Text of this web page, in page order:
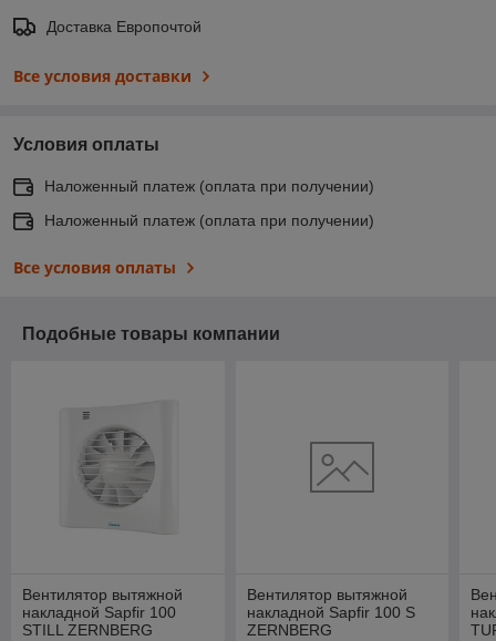
Доставка Европочтой
Все условия доставки
Условия оплаты
Наложенный платеж (оплата при получении)
Наложенный платеж (оплата при получении)
Все условия оплаты
Подобные товары компании
Вентилятор вытяжной
накладной Sapfir 100
STILL ZERNBERG
Вентилятор вытяжной
накладной Sapfir 100 S
ZERNBERG